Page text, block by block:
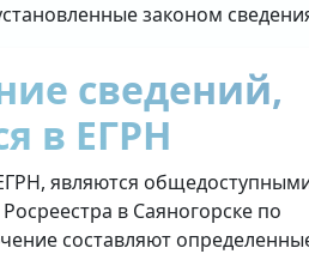
законом
сведений,
в ЕГРН
являются
в Саяногорске по
составляют